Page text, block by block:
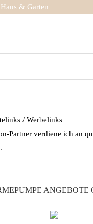
& Garten
/ Werbelinks
Partner verdiene ich an
ANGEBOTE